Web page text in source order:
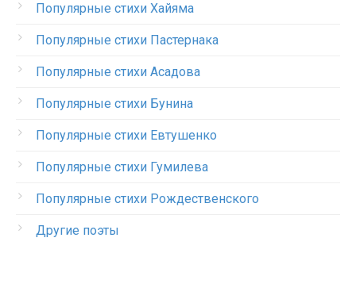
Популярные стихи Хайяма
Популярные стихи Пастернака
Популярные стихи Асадова
Популярные стихи Бунина
Популярные стихи Евтушенко
Популярные стихи Гумилева
Популярные стихи Рождественского
Другие поэты